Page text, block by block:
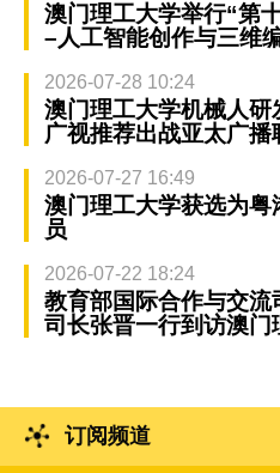
澳门理工大学举行“第
–人工智能创作与三维
2026-07-28 10:24
澳门理工大学机械人
广视推荐出战亚太广播
2026-07-27 16:49
澳门理工大学获选为
员
2026-07-22 18:24
教育部国际合作与交流
司长张晋一行到访澳门
订阅频道